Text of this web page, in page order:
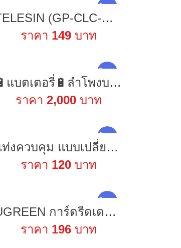
TELESIN (GP-CLC-G11) Plastic Rechargeable Side Cover Rainproof Snowproof for GoPro 12/11/10/9
ราคา 149บาท
🔋แบตเตอรี่🔋ลำโพงบลูทูธdiy 🇹🇭แบตเตอรี่12v 6,000-12000mAh.(6A-12A) แบตลำโพงบลูทูธ แบตโซล่าเซลล์แบตมอเตอร์ไซค์ สำรองไฟ UPS.
ราคา 2,000บาท
แท่งควบคุม แบบเปลี่ยน สําหรับโดรน Dji Mini 3 Mavic 3 Mini 2 SE Dji Air 2 Air 2S
ราคา 120บาท
UGREEN การ์ดรีดเดอร์ Card Reader สามารอ่านได้ 2 การ์ดพร้อมกัน USB 3.0 สำหรับโทรศัพท์ Android
ราคา 196บาท